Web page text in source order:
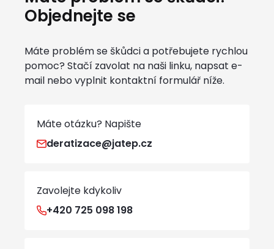
Objednejte se
Máte problém se škůdci a potřebujete rychlou
pomoc? Stačí zavolat na naši linku, napsat e-
mail nebo vyplnit kontaktní formulář níže.
Máte otázku? Napište
deratizace@jatep.cz
Zavolejte kdykoliv
+420 725 098 198